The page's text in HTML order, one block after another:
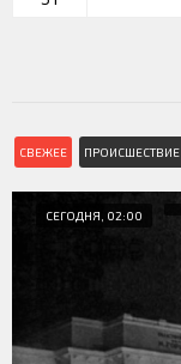
СВЕЖЕЕ ПРОИСШЕСТВИЕ
СЕГОДНЯ, 02:00